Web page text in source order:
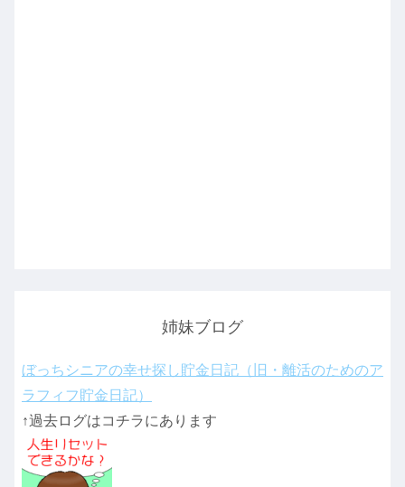
姉妹ブログ
ぼっちシニアの幸せ探し貯金日記（旧・離活のためのア
ラフィフ貯金日記）
↑過去ログはコチラにあります